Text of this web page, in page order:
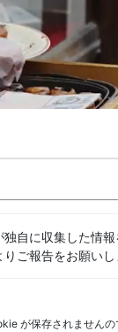
自に収集した情
りご報告をお願いし
が保存されませんの